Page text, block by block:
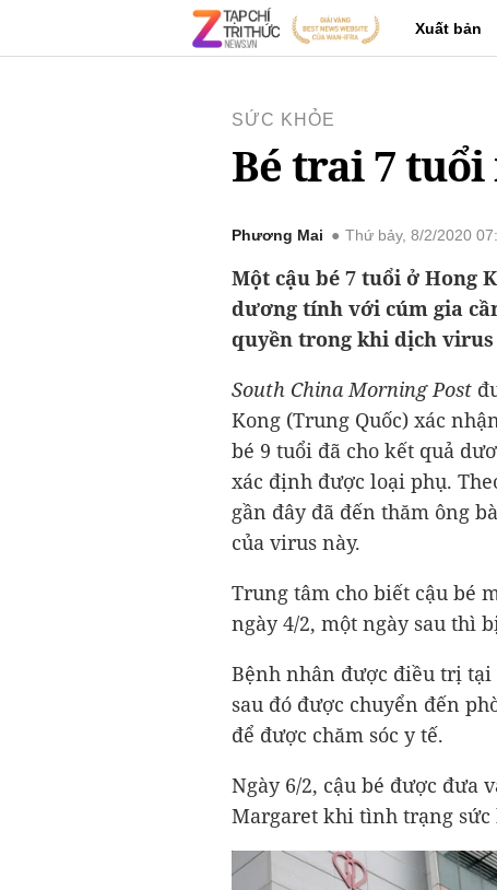
Xuất bản
SỨC KHỎE
Bé trai 7 tuổi
Phương Mai Thứ bảy, 8/2/2020
Một cậu bé 7 tuổi ở Hong
dương tính với cúm gia
quyền trong khi dịch
South China Morning Post
Kong (Trung Quốc) xác
bé 9 tuổi đã cho kết quả
xác định được loại phụ.
gần đây đã đến thăm ông
của virus này.
Trung tâm cho biết cậu bé
ngày 4/2, một ngày sau thì
Bệnh nhân được điều trị tại
sau đó được chuyển đến
để được chăm sóc y tế.
Ngày 6/2, cậu bé được đưa
Margaret khi tình trạng sức